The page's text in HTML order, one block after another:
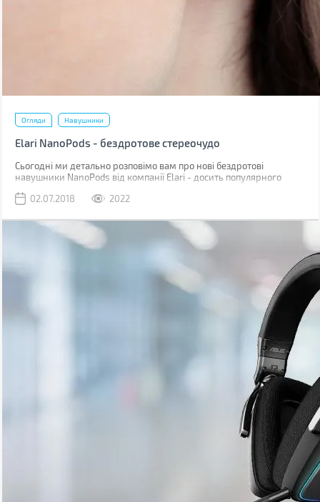
Огляди Навушники
Elari NanoPods - бездротове стереочудо
Сьогодні ми детально розповімо вам про нові бездротові
навушники NanoPods від компанії Elari - досить популярного
нове дітище як навушники зі звучанням класу Hi-Fi.
02.07.2018 2022